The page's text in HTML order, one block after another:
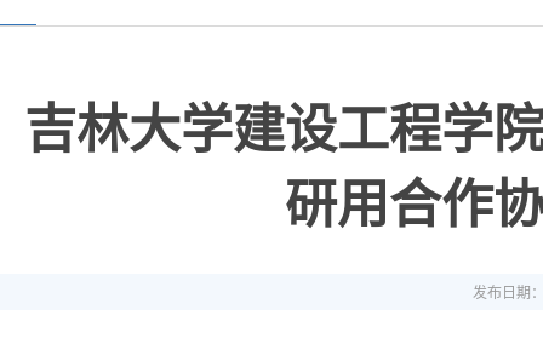
吉林大学建设工程学
研用合作
发布日期